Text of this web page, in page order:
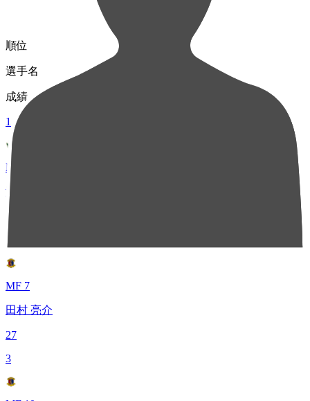
順位
選手名
成績
1
MF 8
澤崎 凌大
41
2
MF 7
田村 亮介
27
3